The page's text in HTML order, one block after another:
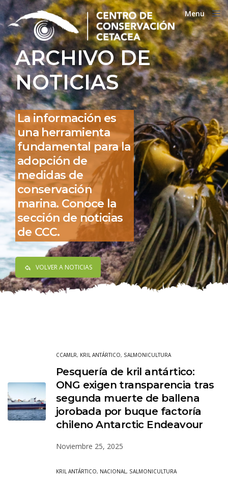
ARCHIVO DE
NOTICIAS
La información es
una herramienta
fundamental para la
adopción de
medidas de
conservación
marina. Conoce la
sección de noticias
de CCC.
VOLVER A NOTICIAS
Menu
Close
CCAMLR, KRIL ANTÁRTICO, SALMONICULTURA
Pesquería de kril antártico:
ONG exigen transparencia tras
segunda muerte de ballena
jorobada por buque factoría
chileno Antarctic Endeavour
Noviembre 25, 2025
KRIL ANTÁRTICO, NACIONAL, SALMONICULTURA